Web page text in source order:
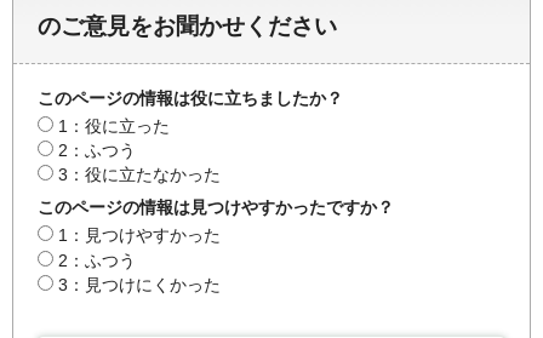
のご意見をお聞かせください
このページの情報は役に立ちましたか？
1：役に立った
2：ふつう
3：役に立たなかった
このページの情報は見つけやすかったですか？
1：見つけやすかった
2：ふつう
3：見つけにくかった